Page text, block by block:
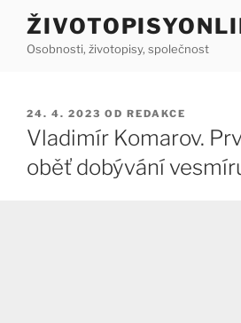
Přejít
obsahuOsobnosti, životopisy, společnost
PUBLIKOVÁNO
24. 4. 2023 OD REDAKCE
Vladimír Komarov.
oběť dobývání